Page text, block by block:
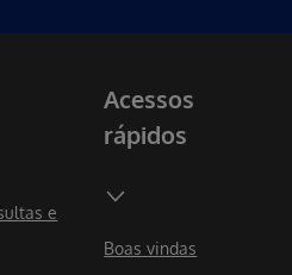
e
Acessos
rápidos
Boas vindas